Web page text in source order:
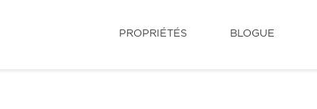
PROPRIÉTÉS BLOGUE